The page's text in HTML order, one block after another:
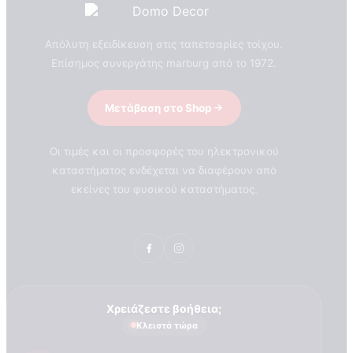
ΣΧΕΤΙΚΑ ΜΕ ΕΜΑΣ
Απόλυτη εξειδίκευση στις ταπετσαρίες τοίχου.
Επίσημος συνεργάτης marburg από το 1972.
Μετάβαση στο Shop
Οι τιμές και οι προσφορές του ηλεκτρονικού
καταστήματος ενδέχεται να διαφέρουν από
εκείνες του φυσικού καταστήματος.
Χρειάζεστε βοήθεια;
Κλειστά τώρα